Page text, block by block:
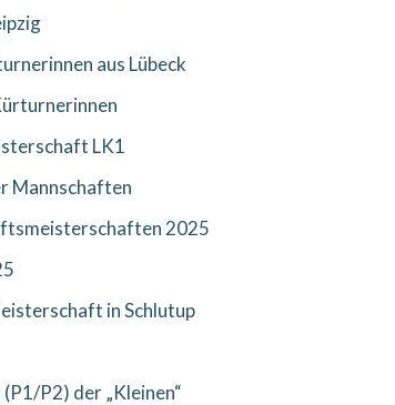
aus Lübeck
LK1
Mannschaften
2025
in Schlutup
P2) der „Kleinen“